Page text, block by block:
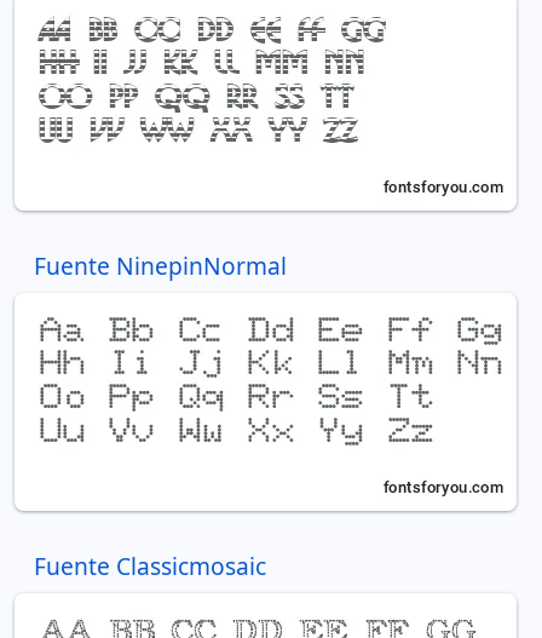
Fuente NinepinNormal
Fuente Classicmosaic